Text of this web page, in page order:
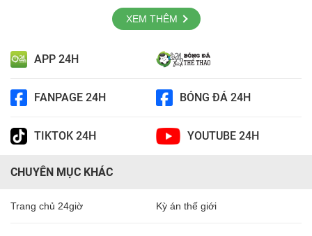
XEM THÊM
APP 24H
FANPAGE 24H BÓNG ĐÁ 24H
TIKTOK 24H YOUTUBE 24H
CHUYÊN MỤC KHÁC
Trang chủ 24giờ Kỳ án thế giới